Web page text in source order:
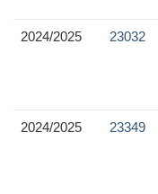
2024/2025 23032
2024/2025 23349